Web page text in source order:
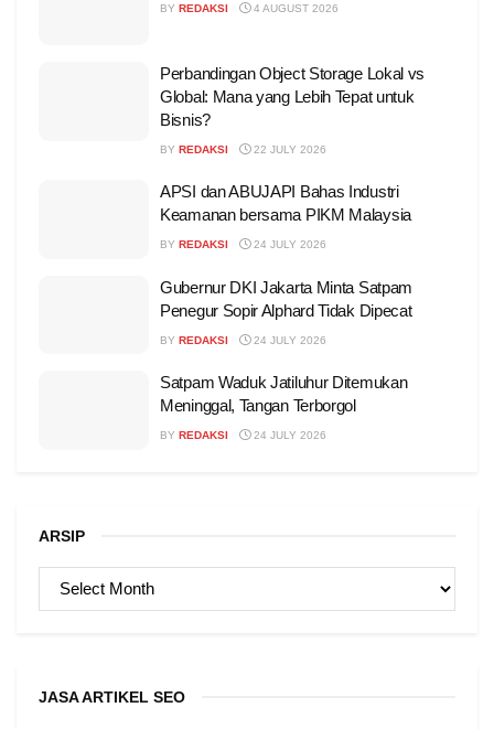
BY REDAKSI 4 AUGUST 2026
Perbandingan Object Storage Lokal vs
Global: Mana yang Lebih Tepat untuk
Bisnis?
BY REDAKSI 22 JULY 2026
APSI dan ABUJAPI Bahas Industri
Keamanan bersama PIKM Malaysia
BY REDAKSI 24 JULY 2026
Gubernur DKI Jakarta Minta Satpam
Penegur Sopir Alphard Tidak Dipecat
BY REDAKSI 24 JULY 2026
Satpam Waduk Jatiluhur Ditemukan
Meninggal, Tangan Terborgol
BY REDAKSI 24 JULY 2026
ARSIP
ARSIP
JASA ARTIKEL SEO